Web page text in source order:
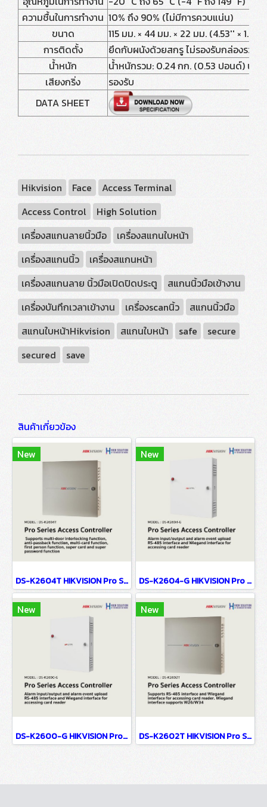
ความชื้นในการทำงาน 10% ถึง 90% (ไม่มีการควบแน่น)
ขนาด
115 มม. × 44 มม. × 22 มม. (4.53'' ×
การติดตั้ง
ยึดกับผนังด้วยสกรู ไม่รองรับกล่องรวม
น้ำหนัก
น้ำหนักรวม: 0.24 กก. (0.53 ปอนด์) น้ำ
เสียงกริ่ง
รองรับ
DATA SHEET
Hikvision Face
Access Terminal
Access Control
High Solution
เครื่องสแกนลายนิ้วมือ
เครื่องสแกนใบหน้า
เครื่องสแกนนิ้ว
เครื่องสแกนหน้า
เครื่องสแกนลาย นิ้วมือเปิดปิดประตู
สแกนนิ้วมือเข้างาน
เครื่องบันทึกเวลาเข้างาน
เครื่องscanนิ้ว
สแกนนิ้วมือ
สแกนใบหน้าHikvision
สแกนใบหน้า safe
secure
secured
save
สินค้าเกี่ยวข้อง
New
DS-K2604T HIKVISION Pro Series Access Controller
New
DS-K2604-G HIKVISION Pro Series Access Controller
New
DS-K2600-G HIKVISION Pro Series Access Controller
New
DS-K2602T HIKVISION Pro Series Access Controller